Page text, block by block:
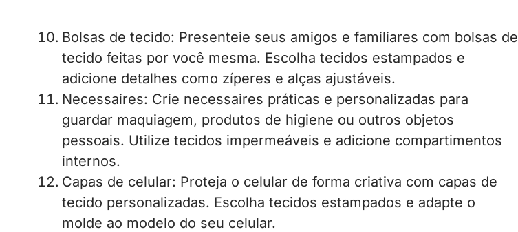
Bolsas de tecido: Presenteie seus amigos e familiares com bolsas de
tecido feitas por você mesma. Escolha tecidos estampados e
adicione detalhes como zíperes e alças ajustáveis.
Necessaires: Crie necessaires práticas e personalizadas para
guardar maquiagem, produtos de higiene ou outros objetos
pessoais. Utilize tecidos impermeáveis e adicione compartimentos
internos.
Capas de celular: Proteja o celular de forma criativa com capas de
tecido personalizadas. Escolha tecidos estampados e adapte o
molde ao modelo do seu celular.